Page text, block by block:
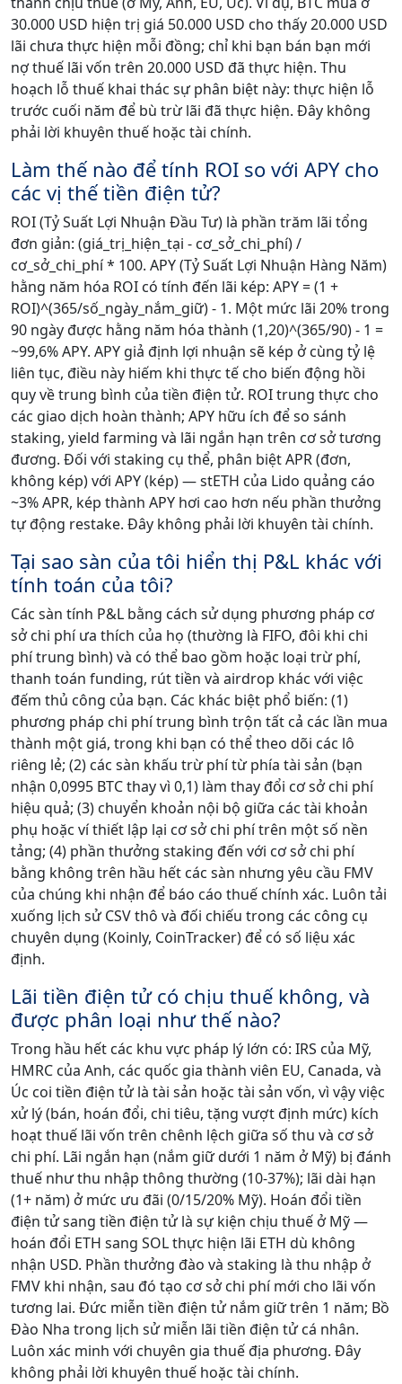
30.000 USD hiện trị giá 50.000 USD cho thấy 20.000 USD
lãi chưa thực hiện mỗi đồng; chỉ khi bạn bán bạn mới
nợ thuế lãi vốn trên 20.000 USD đã thực hiện. Thu
hoạch lỗ thuế khai thác sự phân biệt này: thực hiện lỗ
trước cuối năm để bù trừ lãi đã thực hiện. Đây không
phải lời khuyên thuế hoặc tài chính.
Làm thế nào để tính ROI so với APY cho
các vị thế tiền điện tử?
ROI (Tỷ Suất Lợi Nhuận Đầu Tư) là phần trăm lãi tổng
đơn giản: (giá_trị_hiện_tại - cơ_sở_chi_phí) /
cơ_sở_chi_phí * 100. APY (Tỷ Suất Lợi Nhuận Hàng Năm)
hằng năm hóa ROI có tính đến lãi kép: APY = (1 +
ROI)^(365/số_ngày_nắm_giữ) - 1. Một mức lãi 20% trong
90 ngày được hằng năm hóa thành (1,20)^(365/90) - 1 =
~99,6% APY. APY giả định lợi nhuận sẽ kép ở cùng tỷ lệ
liên tục, điều này hiếm khi thực tế cho biến động hồi
quy về trung bình của tiền điện tử. ROI trung thực cho
các giao dịch hoàn thành; APY hữu ích để so sánh
staking, yield farming và lãi ngắn hạn trên cơ sở tương
đương. Đối với staking cụ thể, phân biệt APR (đơn,
không kép) với APY (kép) — stETH của Lido quảng cáo
~3% APR, kép thành APY hơi cao hơn nếu phần thưởng
tự động restake. Đây không phải lời khuyên tài chính.
Tại sao sàn của tôi hiển thị P&L khác với
tính toán của tôi?
Các sàn tính P&L bằng cách sử dụng phương pháp cơ
sở chi phí ưa thích của họ (thường là FIFO, đôi khi chi
phí trung bình) và có thể bao gồm hoặc loại trừ phí,
thanh toán funding, rút tiền và airdrop khác với việc
đếm thủ công của bạn. Các khác biệt phổ biến: (1)
phương pháp chi phí trung bình trộn tất cả các lần mua
thành một giá, trong khi bạn có thể theo dõi các lô
riêng lẻ; (2) các sàn khấu trừ phí từ phía tài sản (bạn
nhận 0,0995 BTC thay vì 0,1) làm thay đổi cơ sở chi phí
hiệu quả; (3) chuyển khoản nội bộ giữa các tài khoản
phụ hoặc ví thiết lập lại cơ sở chi phí trên một số nền
tảng; (4) phần thưởng staking đến với cơ sở chi phí
bằng không trên hầu hết các sàn nhưng yêu cầu FMV
của chúng khi nhận để báo cáo thuế chính xác. Luôn tải
xuống lịch sử CSV thô và đối chiếu trong các công cụ
chuyên dụng (Koinly, CoinTracker) để có số liệu xác
định.
Lãi tiền điện tử có chịu thuế không, và
được phân loại như thế nào?
Trong hầu hết các khu vực pháp lý lớn có: IRS của Mỹ,
HMRC của Anh, các quốc gia thành viên EU, Canada, và
Úc coi tiền điện tử là tài sản hoặc tài sản vốn, vì vậy việc
xử lý (bán, hoán đổi, chi tiêu, tặng vượt định mức) kích
hoạt thuế lãi vốn trên chênh lệch giữa số thu và cơ sở
chi phí. Lãi ngắn hạn (nắm giữ dưới 1 năm ở Mỹ) bị đánh
thuế như thu nhập thông thường (10-37%); lãi dài hạn
(1+ năm) ở mức ưu đãi (0/15/20% Mỹ). Hoán đổi tiền
điện tử sang tiền điện tử là sự kiện chịu thuế ở Mỹ —
hoán đổi ETH sang SOL thực hiện lãi ETH dù không
nhận USD. Phần thưởng đào và staking là thu nhập ở
FMV khi nhận, sau đó tạo cơ sở chi phí mới cho lãi vốn
tương lai. Đức miễn tiền điện tử nắm giữ trên 1 năm; Bồ
Đào Nha trong lịch sử miễn lãi tiền điện tử cá nhân.
Luôn xác minh với chuyên gia thuế địa phương. Đây
không phải lời khuyên thuế hoặc tài chính.